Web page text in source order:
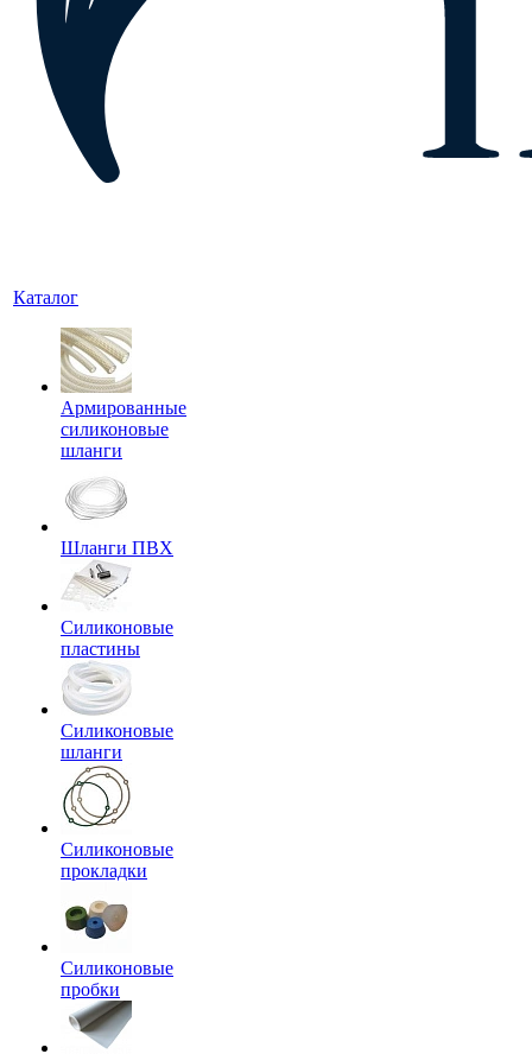
Каталог
Армированные
силиконовые
шланги
Шланги ПВХ
Силиконовые
пластины
Силиконовые
шланги
Силиконовые
прокладки
Силиконовые
пробки